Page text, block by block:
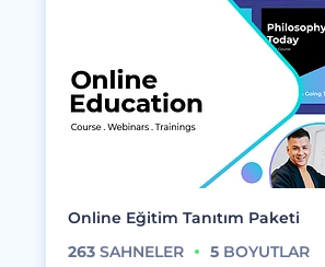
Online Eğitim Tanıtım Paketi
263 SAHNELER 5 BOYUTLAR